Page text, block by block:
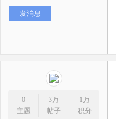
发消息
0
主题
3万
帖子
1万
积分